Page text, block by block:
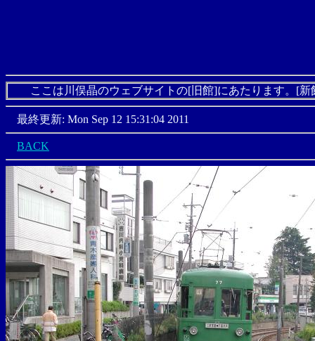
ここは川俣晶のウェブサイトの[旧館]にあたります。[新
最終更新: Mon Sep 12 15:31:04 2011
BACK